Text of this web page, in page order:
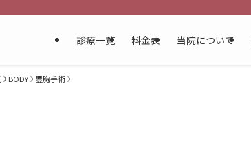
診療一覧 料金表 当院について
BODY 豊胸手術